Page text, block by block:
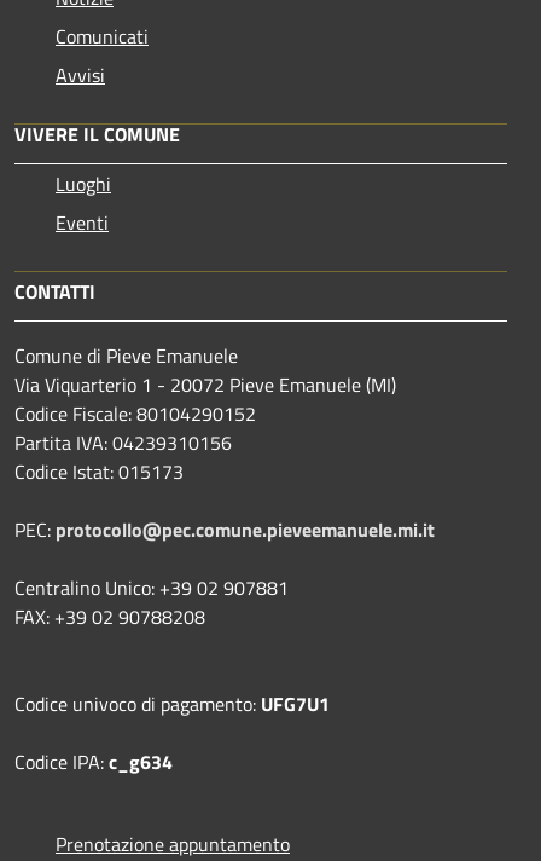
Comunicati
Avvisi
VIVERE IL COMUNE
Luoghi
Eventi
CONTATTI
Comune di Pieve Emanuele
Via Viquarterio 1 - 20072 Pieve Emanuele (MI)
Codice Fiscale: 80104290152
Partita IVA: 04239310156
Codice Istat: 015173
PEC: protocollo@pec.comune.pieveemanuele.mi.it
Centralino Unico: +39 02 907881
FAX: +39 02 90788208
Codice univoco di pagamento: UFG7U1
Codice IPA:c_g634
Prenotazione appuntamento